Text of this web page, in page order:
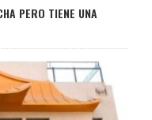
PERO TIENE UNA